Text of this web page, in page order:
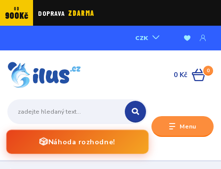
OD
900Kč DOPRAVA ZDARMA
Menu
CZK
🎲Náhoda rozhodne!
0
0 Kč